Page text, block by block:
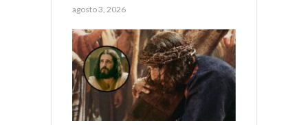
agosto 3, 2026